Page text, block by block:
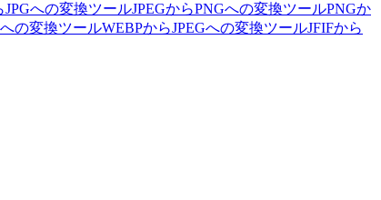
JPGへの変換ツールJPEGからPNGへの変換ツールPNGか
の変換ツールWEBPからJPEGへの変換ツールJFIFから